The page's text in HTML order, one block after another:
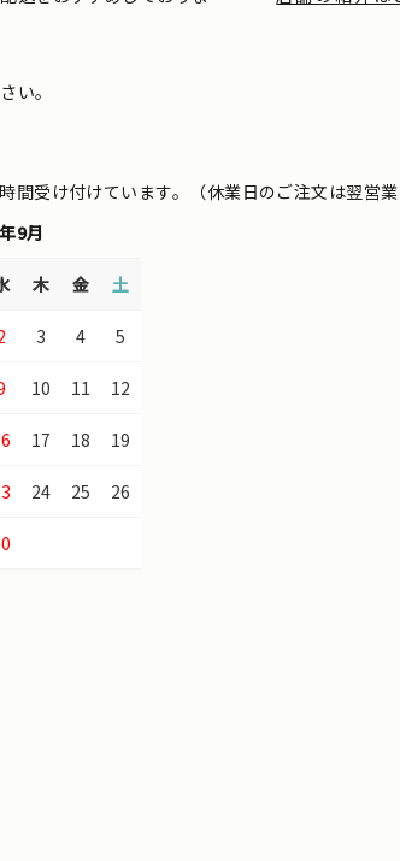
い。
受け付けています。（休業日のご注文は翌営業
9月
木 金 土
3 4 5
10 11 12
17 18 19
24 25 26